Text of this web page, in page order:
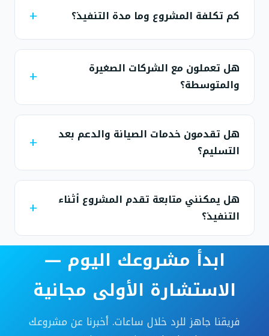
كم تكلفة المشروع وما مدة التنفيذ؟
هل تعملون مع الشركات الصغيرة
والمتوسطة؟
هل تقدمون خدمات الصيانة والدعم بعد
التسليم؟
هل يمكنني متابعة تقدم المشروع أثناء
التنفيذ؟
ابدأ مشروعك اليوم —
الاستشارة الأولى مجانية
فريقنا جاهز للرد خلال ساعات. أخبرنا عن مشروعك